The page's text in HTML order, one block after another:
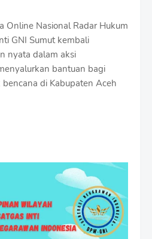
Online Nasional Radar Hukum
GNI Sumut kembali
nyata dalam aksi
bantuan bagi
di Kabupaten Aceh